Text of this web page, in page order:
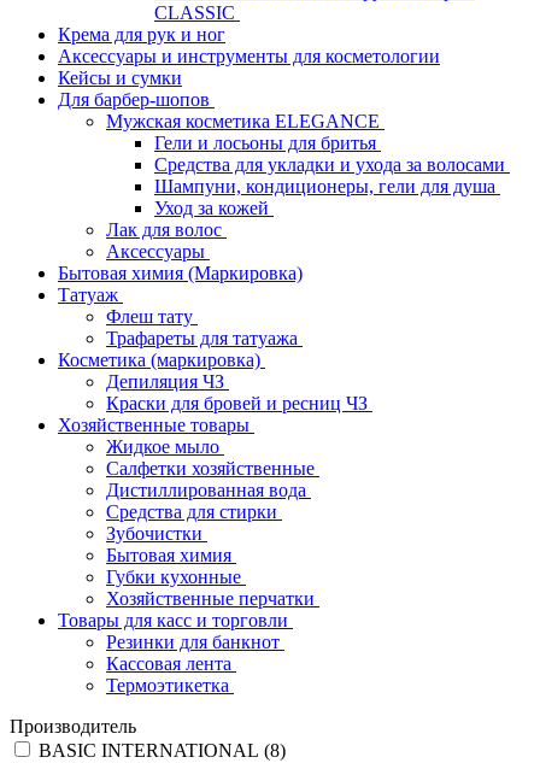
CLASSIC
Крема для рук и ног
Аксессуары и инструменты для косметологии
Кейсы и сумки
Для барбер-шопов
Мужская косметика ELEGANCE
Гели и лосьоны для бритья
Средства для укладки и ухода за волосами
Шампуни, кондиционеры, гели для душа
Уход за кожей
Лак для волос
Аксессуары
Бытовая химия (Маркировка)
Татуаж
Флеш тату
Трафареты для татуажа
Косметика (маркировка)
Депиляция ЧЗ
Краски для бровей и ресниц ЧЗ
Хозяйственные товары
Жидкое мыло
Салфетки хозяйственные
Дистиллированная вода
Средства для стирки
Зубочистки
Бытовая химия
Губки кухонные
Хозяйственные перчатки
Товары для касс и торговли
Резинки для банкнот
Кассовая лента
Термоэтикетка
Производитель
BASIC INTERNATIONAL (8)